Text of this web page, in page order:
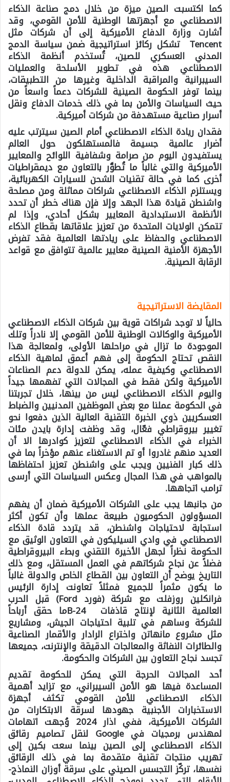
كما اكتسبت الصين ميزة من خلال دمج صناعة الذكاء
الاصطناعي مع أجهزتها الوطنية للأمن القومي، وقد
أشارت وزارة الدفاع الأميركية إلى أن شركات مثل
Tencent تشكل ركائز استراتيجية ضمن سياسة الدمج
المدني العسكري للصين، تُستخدم أنظمة الذكاء
الاصطناعي هذه في تطوير الأسلحة والعمليات
السيبرانية والمراقبة الداخلية وغيرها من التطبيقات،
بينما توفر الحكومة الصينية للشركات دعماً واسعاً من
حيث السياسات والأمن بما في ذلك خدمات الدفاع ونقل
أسرار صناعية مستهدفة من شركات أميركية.
فقدان ريادة الذكاء الاصطناعي أمام الصين سيترتب عليه
أضرار عالمية جسيمة فالمستهلكون حول العالم
يستفيدون اليوم من صرامة وشفافية اللوائح والمعايير
الأميركية والتي غالباً ما تُطوَّر بالتعاون مع ديمقراطيات
أخرى كما في حالة تقنيات الشحن للسيارات الكهربائية،
ويستلزم الذكاء الاصطناعي شراكات مماثلة ومن مصلحة
واشنطن قيادة هذا الجهد وإلا فإن هناك خطر أن تحدد
الأنظمة الاستبدادية المعايير بشكل أحادي، وإذا لم
تتمكن الولايات المتحدة من تعزيز علاقاتها بقطاع الذكاء
الاصطناعي والحفاظ على ريادتها العالمية فقد تفرض
الأجهزة الأمنية الصينية معايير عالمية تتوافق مع قواعد
الرقابة الصينية.
المقايضة الاستراتيجية
حالياً لا توجد شراكات قوية بين شركات الذكاء الاصطناعي
الأميركية والوكالات الوطنية للأمن القومي إلا نادراً وتلك
الموجودة ما تزال في مراحلها الأولى، ولمعالجة هذا
النقص تحتاج الحكومة إلى فهم أعمق لماهية الذكاء
الاصطناعي وكيفية عمله، يمكن للدولة دعم الصناعات
الأميركية ولكن فقط في المجالات التي تفهمها جيداً
واليوم الذكاء الاصطناعي ليس من بينها، خلال تجربتنا
في الحكومة عملنا مع بعض الموظفين المدنيين والضباط
العسكريين ذوي الخبرة التقنية العالية الذين دفعوا نحو
تغيير بيروقراطي فعّال، وقد وظفت إدارة بايدن مئات
الخبراء في الذكاء الاصطناعي لتعزيز كوادرها الا أن
العديد منهم غادروا أو تم الاستغناء عنهم مؤخراً بما في
ذلك كبار الفنيين ويجب على واشنطن تعزيز احتفاظها
بالمواهب في هذا المجال وعكس السياسات التي أرسى
ترامب اتجاهها.
من جانبها يجب على الشركات الأميركية ضمان أن يفهم
المسؤولون الحكوميون طبيعة عملها وأن تكون أكثر
استجابة لاحتياجات واشنطن، قد يتردد قادة الذكاء
الاصطناعي في وادي السيليكون في التعاون الوثيق مع
الحكومة نظراً لجهل الأخيرة التقني وبطء البيروقراطية
فضلاً عن نجاح شركاتهم في العمل المستقل، ومع ذلك
التاريخ يوضح أن التعاون بين القطاع الخاص والدولة غالباً
ما يكون مثمراً للجميع فمثلاً تعاونت إدارة الرئيس
فرانكلين روزفلت مع شركة (فورد Ford) قبل الحرب
العالمية الثانية لإنتاج قاذفاتB-24ما حقق أرباحاً
للشركة وساهم في تلبية احتياجات الجيش، ومشاريع
مثل مشروع مانهاتن واختراع الرادار والأقمار الصناعية
والطائرات النفاثة والمعالجات الدقيقة والإنترنت، جميعها
تجسد نجاح التعاون بين الشركات والحكومة.
أحد المجالات الحرجة التي يمكن للحكومة تقديم
المساعدة فيها هو الأمن السيبراني، مع تزايد أهمية
الذكاء الاصطناعي للأمن القومي تكثف أجهزة
الاستخبارات الأجنبية جهودها لسرقة الابتكارات من
الشركات الأميركية، ففي اذار 2024 وُجهت اتهامات
لمهندس برمجيات في Google لنقل تصاميم رقائق
الذكاء الاصطناعي إلى الصين بينما سعت بكين إلى
تهريب منتجات تقنية متقدمة بما في ذلك الرقائق
نفسها، تركّز التجسس الصيني على سرقة أوزان النماذج-